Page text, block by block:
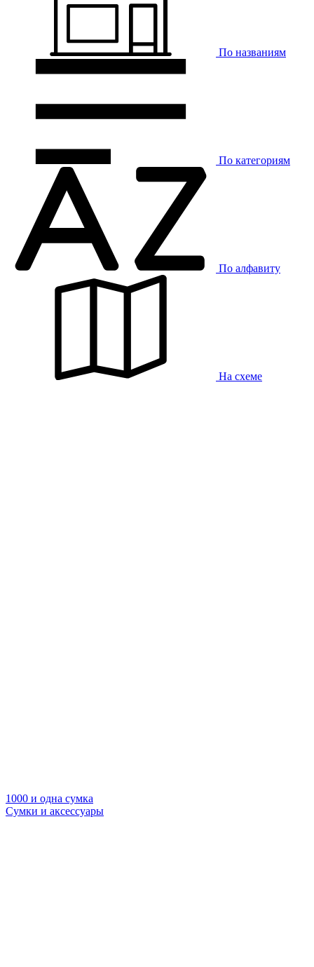
По названиям
По категориям
По алфавиту
На схеме
1000 и одна сумка
Сумки и аксессуары